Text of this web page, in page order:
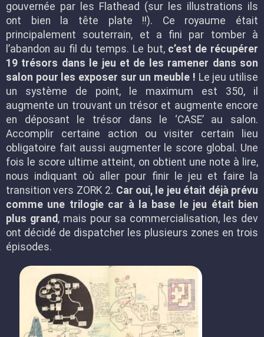
gouvernée par les Flathead (sur les illustrations ils
ont bien la tête plate !!). Ce royaume était
principalement souterrain, et a fini par tomber à
l’abandon au fil du temps. Le but, c’est de récupérer
19 trésors dans le jeu et de les ramener dans son
salon pour les exposer sur un meuble ! Le jeu utilise
un système de point, le maximum est 350, il
augmente un trouvant un trésor et augmente encore
en déposant le trésor dans le ‘CASE’ au salon.
Accomplir certaine action ou visiter certain lieu
obligatoire fait aussi augmenter le score global. Une
fois le score ultime atteint, on obtient une note à lire,
nous indiquant où aller pour finir le jeu et faire la
transition vers ZORK 2. Car oui, le jeu était déjà prévu
comme une trilogie car à la base le jeu était bien
plus grand, mais pour sa commercialisation, les dev
ont décidé de dispatcher les plusieurs zones en trois
épisodes.